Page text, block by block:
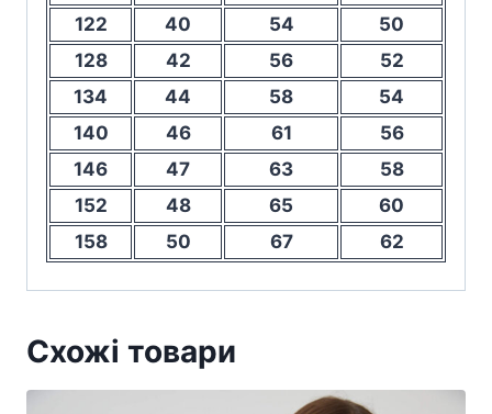
122
40 54
50
128
42 56
52
134
44 58
54
140
46 61
56
146
47 63
58
152
48 65
60
158
50 67 62
Схожі товари